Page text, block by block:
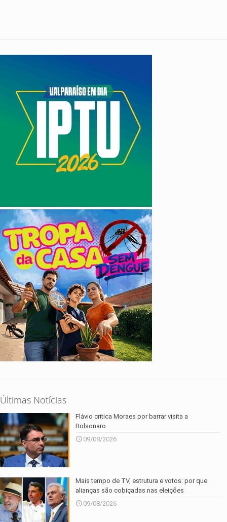
Últimas Notícias
Flávio critica Moraes por barrar visita a
Bolsonaro
09/08/2026
Mais tempo de TV, estrutura e votos: por que
alianças são cobiçadas nas eleições
09/08/2026